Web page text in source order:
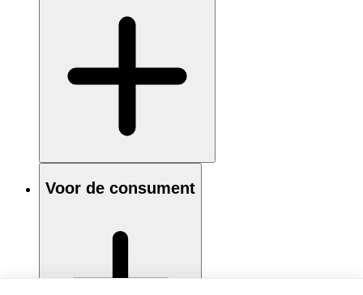
Voor de consument